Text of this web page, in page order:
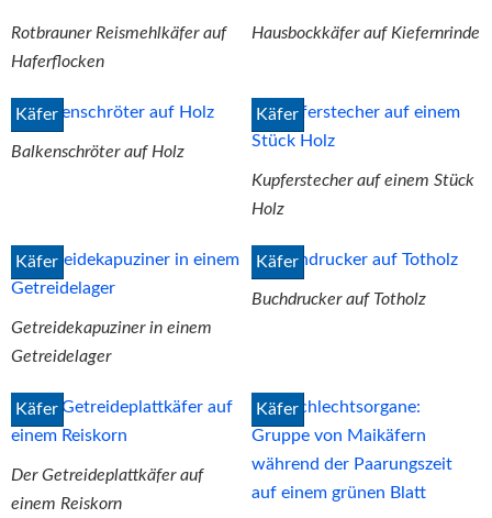
Rotbrauner Reismehlkäfer auf
Haferflocken
Hausbockkäfer auf Kiefernrinde
Käfer
Balkenschröter auf Holz
Käfer
Kupferstecher auf einem Stück
Holz
Käfer
Getreidekapuziner in einem
Getreidelager
Käfer
Buchdrucker auf Totholz
Käfer
Der Getreideplattkäfer auf
einem Reiskorn
Käfer